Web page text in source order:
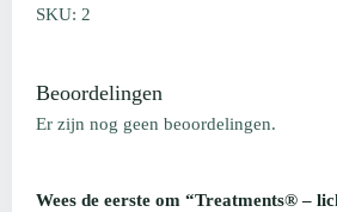
SKU: 2
Beoordelingen
Er zijn nog geen beoordelingen.
Wees de eerste om “Treatments® –